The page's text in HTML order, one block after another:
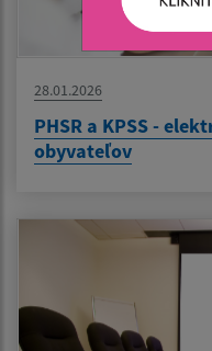
28.01.2026
PHSR a KPSS -
obyvateľov